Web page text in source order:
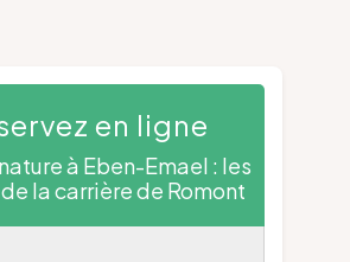
en ligne
à Eben-Emael : les
la carrière de Romont